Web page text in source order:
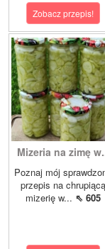
Zobacz przepis!
Mizeria na zimę
Poznaj mój
przepis na chrupiącą
mizerię w... ⇖ 605